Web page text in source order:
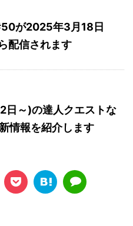
が2025年3月18日
配信されます
日～)の達人クエストな
情報を紹介します